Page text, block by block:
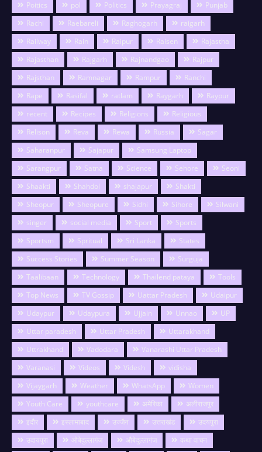
Poitics
pol Politics Prayagraj
Punjab
Rachi
Raebareli Raghogarh
raigarh
Railway
Rain Raipur Raisen
Rajastha
Rajasthan
Rajgarh Rajnandgao
Rajpur
Rajsthan
Ramnagar Rampur
Ranchi
Rape
Rasifal ratlam Raygarh
Raypur
recent
Recipes Religions
Religious
Relison
Reva Rewa Russia
Sagar
Saharanpur
Sajapur
Samsung Laptop
Sarangpur
Satna Science Sehore
Seoni
Shaakti
Shahdol shajapur
Shakti
Sheopur
Sheopure Sidhi Sihore
Silwani
singer
social media Sport
Sports
Sportsm
Spritual Sri Lanka
States
Success Stories
Summer Season
Surguja
Taalibaan
Technology Thailend pataya
Tools
Top News
TV Gossip Uattar Pradesh
Udaipur
Udaypur
Udaypura Ujjain Unnao
UP
Uttar paradesh
Uttar Pradesh
Uttarakhand
Uttrakhand
Vadodara
Vanarashi Uttar Pradesh
Varanasi
Videos Videsh
vidisha
Vijaygarh
Weather WhatsApp
Women
Youth Care
youthcare अमेरिका
अलीराजपुर
इंदौर
इस्लामाबाद उज्जैन उत्तराखंड
उदयपुरा
उदायपुरा
ओबेदुल्लागंज औबेदुल्लागंज
कथा वाचन